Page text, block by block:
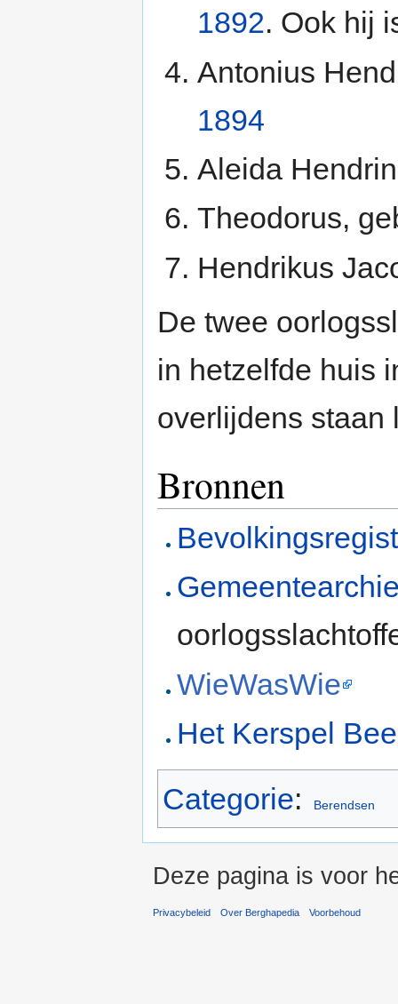
1892. Ook hij
Antonius
1894
Aleida
Theodorus,
Hendrikus
De twee
in hetzelfde huis
overlijdens staan
Bronnen
WieWasWie
Het Kerspel
Categorie: Berendsen
Deze pagina is voor
Privacybeleid Over Berghapedia Voorbehoud